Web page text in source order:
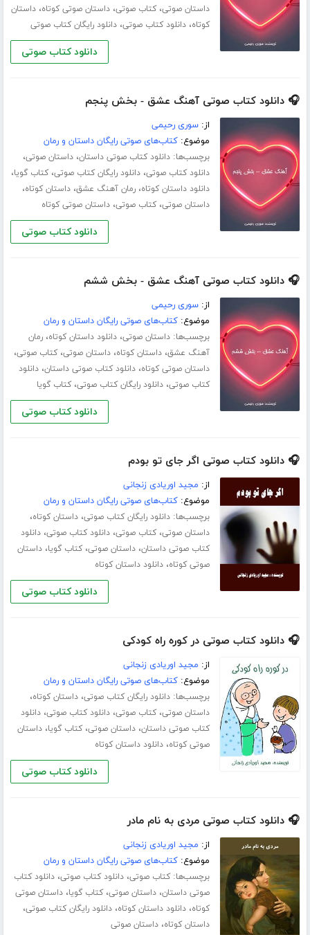
داستان صوتی،کتاب صوتی،داستان صوتی کوتاه،داستان
کوتاه،دانلود کتاب صوتی،دانلود رایگان کتاب صوتی
دانلود کتاب صوتی
🎧 دانلود کتاب صوتی آهنگ عشق - بخش پنجم
از:سوری رحیمی
موضوع:کتاب‌های صوتی رایگان داستان و رمان
برچسب‌ها:دانلود کتاب صوتی داستان،داستان صوتی،
دانلود کتاب صوتی،دانلود رایگان کتاب صوتی،کتاب گویا،
دانلود داستان کوتاه،رمان آهنگ عشق،داستان کوتاه،
داستان صوتی،کتاب صوتی،داستان صوتی کوتاه
دانلود کتاب صوتی
🎧 دانلود کتاب صوتی آهنگ عشق - بخش ششم
از:سوری رحیمی
موضوع:کتاب‌های صوتی رایگان داستان و رمان
برچسب‌ها:داستان صوتی،دانلود داستان کوتاه،رمان
آهنگ عشق،داستان کوتاه،داستان صوتی،کتاب صوتی،
داستان صوتی کوتاه،دانلود کتاب صوتی داستان،دانلود
کتاب صوتی،دانلود رایگان کتاب صوتی،کتاب گویا
دانلود کتاب صوتی
🎧 دانلود کتاب صوتی اگر جای تو بودم
از: مجید اوریادی زنجانی
موضوع:کتاب‌های صوتی رایگان داستان و رمان
برچسب‌ها:دانلود رایگان کتاب صوتی،داستان کوتاه،
داستان صوتی،کتاب صوتی،دانلود کتاب صوتی،دانلود
کتاب صوتی داستان،داستان صوتی،کتاب گویا،داستان
صوتی کوتاه،دانلود داستان کوتاه
دانلود کتاب صوتی
🎧 دانلود کتاب صوتی در کوره راه کودکی
از: مجید اوریادی زنجانی
موضوع:کتاب‌های صوتی رایگان داستان و رمان
برچسب‌ها:دانلود رایگان کتاب صوتی،داستان کوتاه،
داستان صوتی،کتاب صوتی،دانلود کتاب صوتی،دانلود
کتاب صوتی داستان،داستان صوتی،کتاب گویا،داستان
صوتی کوتاه،دانلود داستان کوتاه
دانلود کتاب صوتی
🎧 دانلود کتاب صوتی مردی به نام مادر
از: مجید اوریادی زنجانی
موضوع:کتاب‌های صوتی رایگان داستان و رمان
برچسب‌ها:کتاب صوتی،دانلود کتاب صوتی،دانلود کتاب
صوتی داستان،داستان صوتی،کتاب گویا،داستان صوتی
کوتاه،دانلود داستان کوتاه،دانلود رایگان کتاب صوتی،
داستان کوتاه،داستان صوتی